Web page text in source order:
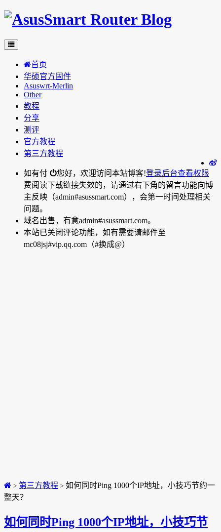
首页
华硕官方固件
Asuswrt-Merlin
Other
教程
分享
测评
官方教程
第三方教程
您好，欢迎访问本站博客!登录后台查看权限
如有付
费阅读下载链接失效的，请通过右下角的留言功能向博
主反映（admin#asussmart.com），会第一时间处理相关
问题。
域名出售，有意admin#asussmart.com。
本站已关闭评论功能，如有需要请邮件至
mc08jsj#vip.qq.com（#换成@）
> 第三方教程 > 如何同时Ping 1000个IP地址，小技巧节约一
整天？
如何同时Ping 1000个IP地址，小技巧节